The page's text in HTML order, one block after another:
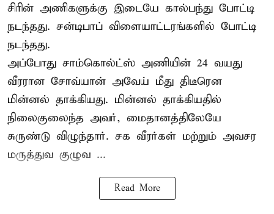
சிரின் அணிகளுக்கு இடையே கால்பந்து போட்டி
நடந்தது. சன்டிபாப் விளையாட்டரங்களில் போட்டி
நடந்தது.
அப்போது சாம்கொல்ட்ஸ் அணியின் 24 வயது
வீரரான சோவ்யான் அவேய் மீது திடீரென
மின்னல் தாக்கியது. மின்னல் தாக்கியதில்
நிலைகுலைந்த அவர், மைதானத்திலேயே
சுருண்டு விழுந்தார். சக வீரர்கள் மற்றும் அவசர
மருத்துவ குழுவ ...
Read More